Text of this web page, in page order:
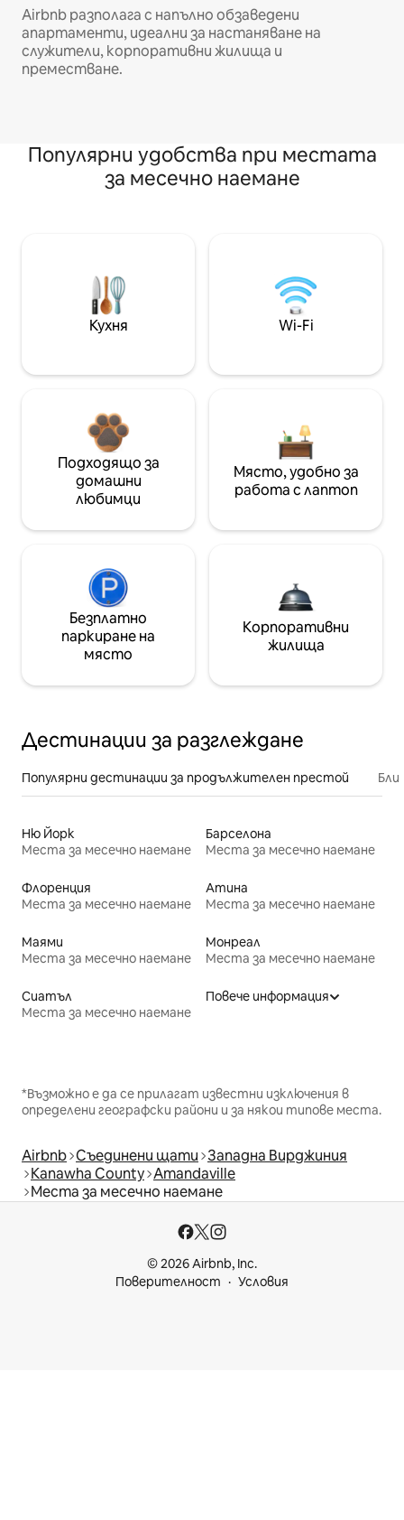
Airbnb разполага с напълно обзаведени
апартаменти, идеални за настаняване на
служители, корпоративни жилища и
преместване.
Популярни удобства при местата
за месечно наемане
Кухня Wi-Fi
Подходящо за
домашни
любимци
Място, удобно за
работа с лаптоп
Безплатно
паркиране на
място
Корпоративни
жилища
Дестинации за разглеждане
Популярни дестинации за продължителен престой
Ню Йорк
Места за месечно наемане
Барселона
Места за месечно наемане
Флоренция
Места за месечно наемане
Атина
Места за месечно наемане
Маями
Места за месечно наемане
Монреал
Места за месечно наемане
Сиатъл
Места за месечно наемане
Повече информация
*Възможно е да се прилагат известни изключения в
определени географски райони и за някои типове места.
Airbnb Съединени щати Западна Вирджиния
Kanawha County Amandaville
Места за месечно наемане
© 2026 Airbnb, Inc.
Поверителност
Условия